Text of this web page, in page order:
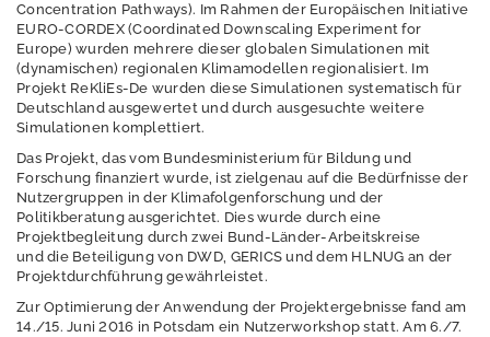
Aktuelles /
Termine
Klimaportal Hessen
Folgen des
Klimawandels
Concentration Pathways). Im Rahmen der Europäischen Initiative
EURO-CORDEX (Coordinated Downscaling Experiment for
Europe) wurden mehrere dieser globalen Simulationen mit
(dynamischen) regionalen Klimamodellen regionalisiert. Im
Projekt ReKliEs-De wurden diese Simulationen systematisch für
Deutschland ausgewertet und durch ausgesuchte weitere
Simulationen komplettiert.
Das Projekt, das vom Bundesministerium für Bildung und
Forschung finanziert wurde, ist zielgenau auf die Bedürfnisse der
Nutzergruppen in der Klimafolgenforschung und der
Politikberatung ausgerichtet. Dies wurde durch eine
Projektbegleitung durch zwei Bund-Länder-Arbeitskreise
und die Beteiligung von DWD, GERICS und dem HLNUG an der
Projektdurchführung gewährleistet.
Zur Optimierung der Anwendung der Projektergebnisse fand am
14./15. Juni 2016 in Potsdam ein Nutzerworkshop statt. Am 6./7.